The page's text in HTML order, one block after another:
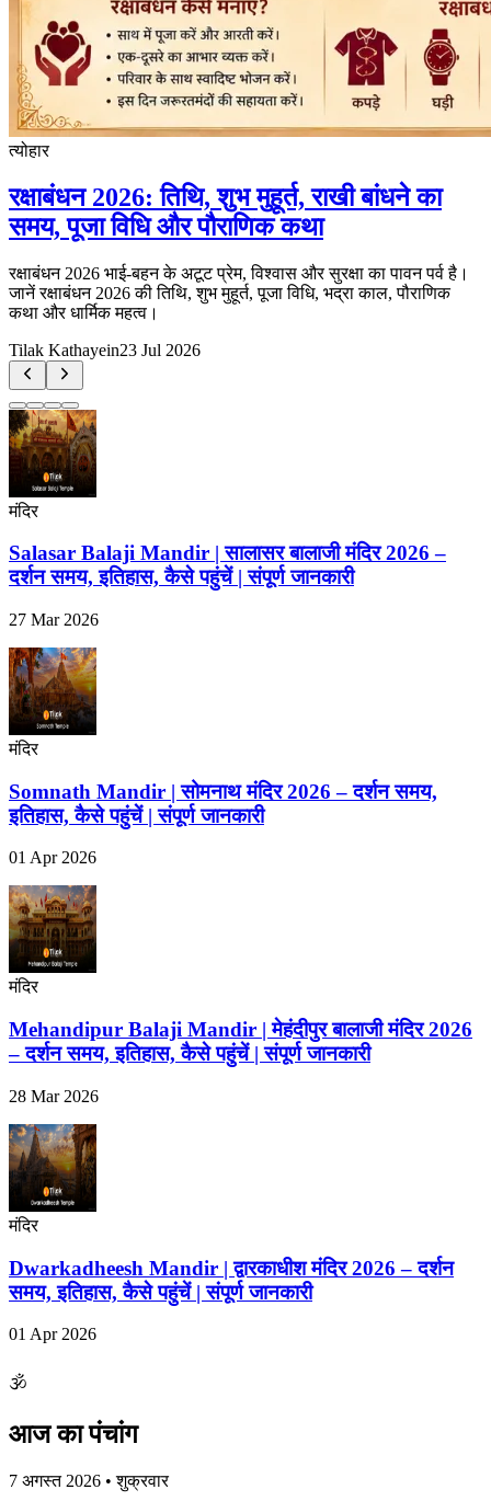
त्योहार
रक्षाबंधन 2026: तिथि, शुभ मुहूर्त, राखी बांधने का
समय, पूजा विधि और पौराणिक कथा
रक्षाबंधन 2026 भाई-बहन के अटूट प्रेम, विश्वास और सुरक्षा का पावन पर्व है।
जानें रक्षाबंधन 2026 की तिथि, शुभ मुहूर्त, पूजा विधि, भद्रा काल, पौराणिक
कथा और धार्मिक महत्व।
Tilak Kathayein23 Jul 2026
मंदिर
Salasar Balaji Mandir | सालासर बालाजी मंदिर 2026 –
दर्शन समय, इतिहास, कैसे पहुंचें | संपूर्ण जानकारी
27 Mar 2026
मंदिर
Somnath Mandir | सोमनाथ मंदिर 2026 – दर्शन समय,
इतिहास, कैसे पहुंचें | संपूर्ण जानकारी
01 Apr 2026
मंदिर
Mehandipur Balaji Mandir | मेहंदीपुर बालाजी मंदिर 2026
– दर्शन समय, इतिहास, कैसे पहुंचें | संपूर्ण जानकारी
28 Mar 2026
मंदिर
Dwarkadheesh Mandir | द्वारकाधीश मंदिर 2026 – दर्शन
समय, इतिहास, कैसे पहुंचें | संपूर्ण जानकारी
01 Apr 2026
🕉
आज का पंचांग
7 अगस्त 2026 • शुक्रवार